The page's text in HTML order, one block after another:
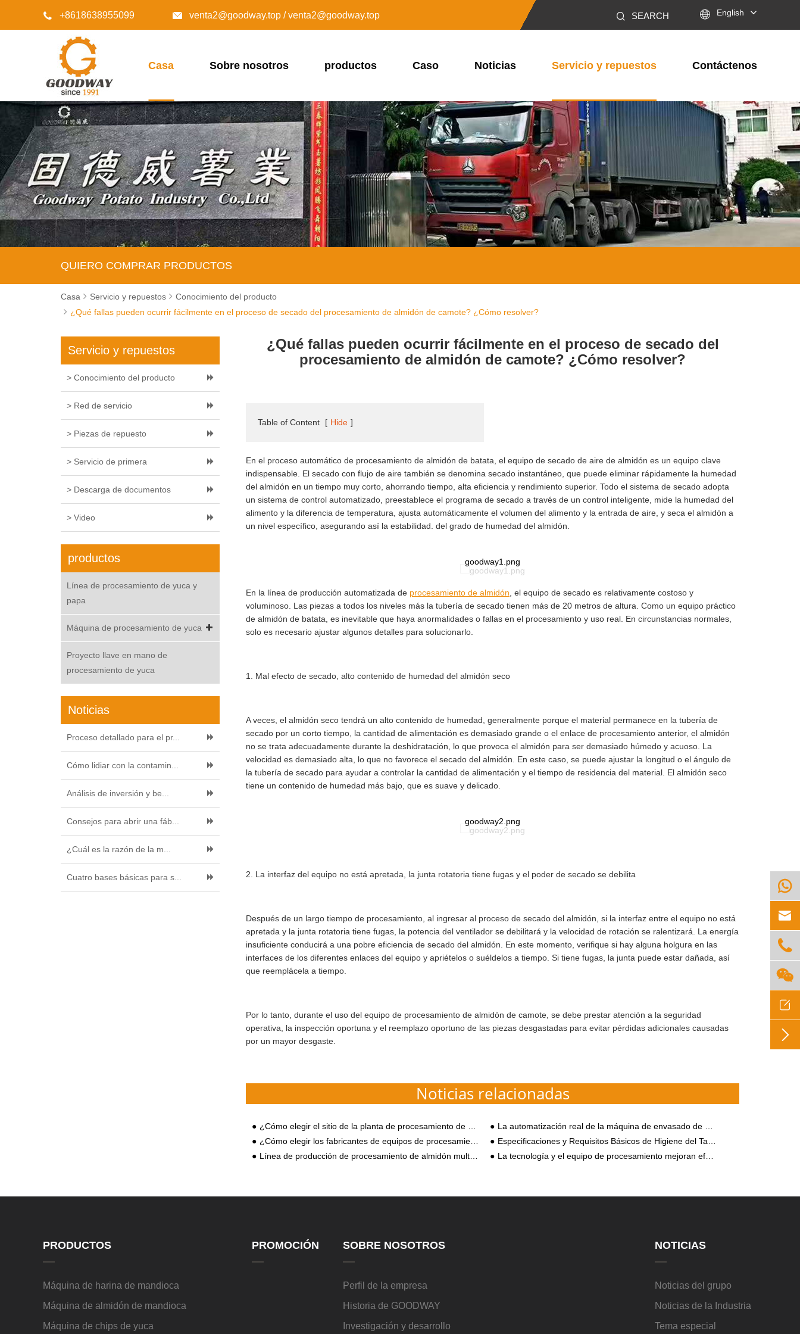
 +8618638955099  venta2@goodway.top / venta2@goodway.top SEARCH  English
Casa Sobre nosotros productos Caso Noticias Servicio y repuestos Contáctenos
QUIERO COMPRAR PRODUCTOS
Casa Servicio y repuestos
Conocimiento del producto
¿Qué fallas pueden ocurrir fácilmente en el proceso de secado del procesamiento de almidón de camote? ¿Cómo resolver?
Servicio y repuestos
> Conocimiento del producto
> Red de servicio
> Piezas de repuesto
> Servicio de primera
> Descarga de documentos
> Video
productos
Línea de procesamiento de yuca y
papa
Máquina de procesamiento de yuca
Proyecto llave en mano de
procesamiento de yuca
Noticias
Proceso detallado para el pr...
Cómo lidiar con la contamin...
Análisis de inversión y be...
Consejos para abrir una fáb...
¿Cuál es la razón de la m...
Cuatro bases básicas para s...
¿Qué fallas pueden ocurrir fácilmente en el proceso de secado del
procesamiento de almidón de camote? ¿Cómo resolver?
Table of Content [ Hide ]
En el proceso automático de procesamiento de almidón de batata, el equipo de secado de aire de almidón es un equipo clave
indispensable. El secado con flujo de aire también se denomina secado instantáneo, que puede eliminar rápidamente la humedad
del almidón en un tiempo muy corto, ahorrando tiempo, alta eficiencia y rendimiento superior. Todo el sistema de secado adopta
un sistema de control automatizado, preestablece el programa de secado a través de un control inteligente, mide la humedad del
alimento y la diferencia de temperatura, ajusta automáticamente el volumen del alimento y la entrada de aire, y seca el almidón a
un nivel específico, asegurando así la estabilidad. del grado de humedad del almidón.
goodway1.png
En la línea de producción automatizada de procesamiento de almidón , el equipo de secado es relativamente costoso y
voluminoso. Las piezas a todos los niveles más la tubería de secado tienen más de 20 metros de altura. Como un equipo práctico
de almidón de batata, es inevitable que haya anormalidades o fallas en el procesamiento y uso real. En circunstancias normales,
solo es necesario ajustar algunos detalles para solucionarlo.
1. Mal efecto de secado, alto contenido de humedad del almidón seco
A veces, el almidón seco tendrá un alto contenido de humedad, generalmente porque el material permanece en la tubería de
secado por un corto tiempo, la cantidad de alimentación es demasiado grande o el enlace de procesamiento anterior, el almidón
no se trata adecuadamente durante la deshidratación, lo que provoca el almidón para ser demasiado húmedo y acuoso. La
velocidad es demasiado alta, lo que no favorece el secado del almidón. En este caso, se puede ajustar la longitud o el ángulo de
la tubería de secado para ayudar a controlar la cantidad de alimentación y el tiempo de residencia del material. El almidón seco
tiene un contenido de humedad más bajo, que es suave y delicado.
goodway2.png
2. La interfaz del equipo no está apretada, la junta rotatoria tiene fugas y el poder de secado se debilita
Después de un largo tiempo de procesamiento, al ingresar al proceso de secado del almidón, si la interfaz entre el equipo no está
apretada y la junta rotatoria tiene fugas, la potencia del ventilador se debilitará y la velocidad de rotación se ralentizará. La energía
insuficiente conducirá a una pobre eficiencia de secado del almidón. En este momento, verifique si hay alguna holgura en las
interfaces de los diferentes enlaces del equipo y apriételos o suéldelos a tiempo. Si tiene fugas, la junta puede estar dañada, así
que reemplácela a tiempo.
Por lo tanto, durante el uso del equipo de procesamiento de almidón de camote, se debe prestar atención a la seguridad
operativa, la inspección oportuna y el reemplazo oportuno de las piezas desgastadas para evitar pérdidas adicionales causadas
por un mayor desgaste.
Noticias relacionadas
¿Cómo elegir el sitio de la planta de procesamiento de almidón de patata dulce?
La automatización real de la máquina de envasado de almidón puede mejorar la competitividad de los productos
¿Cómo elegir los fabricantes de equipos de procesamiento de almidón de yuca?
Especificaciones y Requisitos Básicos de Higiene del Taller de Producción de Equipos de Procesamiento de Almidón de Yuca
Línea de producción de procesamiento de almidón multifuncional
La tecnología y el equipo de procesamiento mejoran efectivamente el proceso de producción de almidón de patata
PRODUCTOS
Máquina de harina de mandioca
Máquina de almidón de mandioca
Máquina de chips de yuca
PROMOCIÓN SOBRE NOSOTROS
Perfil de la empresa
Historia de GOODWAY
Investigación y desarrollo
NOTICIAS
Noticias del grupo
Noticias de la Industria
Tema especial





